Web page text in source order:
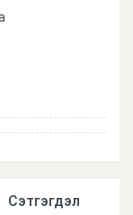
Сэтгэгдэл